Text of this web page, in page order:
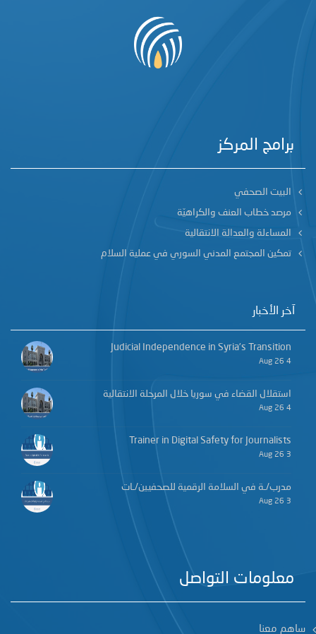
برامج المركز
البيت الصحفي
مرصد خطاب العنف والكراهيّة
المساءلة والعدالة الانتقالية
تمكين المجتمع المدني السوري في عملية السلام
آخر الأخبار
Judicial Independence in Syria’s Transition
4 Aug 26
استقلال القضاء في سوريا خلال المرحلة الانتقالية
4 Aug 26
Trainer in Digital Safety for Journalists
3 Aug 26
مدرب/ـة في السلامة الرقمية للصحفيين/ـات
3 Aug 26
معلومات التواصل
ساهم معنا